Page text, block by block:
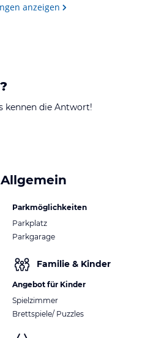
anzeigen
kennen die Antwort!
Parkmöglichkeiten
Parkplatz
Parkgarage
Familie & Kinder
Angebot für Kinder
Spielzimmer
Brettspiele/ Puzzles